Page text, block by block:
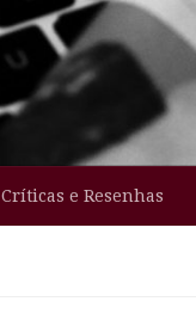
Críticas e Resenhas